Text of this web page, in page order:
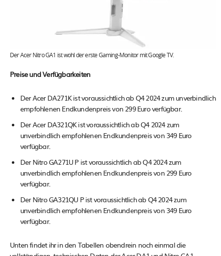
Der Acer Nitro GA1 ist wohl der erste Gaming-Monitor mit Google TV.
Preise und Verfügbarkeiten
Der Acer DA271K ist voraussichtlich ab Q4 2024 zum unverbindlich
empfohlenen Endkundenpreis von 299 Euro verfügbar.
Der Acer DA321QK ist voraussichtlich ab Q4 2024 zum
unverbindlich empfohlenen Endkundenpreis von 349 Euro
verfügbar.
Der Nitro GA271U P ist voraussichtlich ab Q4 2024 zum
unverbindlich empfohlenen Endkundenpreis von 299 Euro
verfügbar.
Der Nitro GA321QU P ist voraussichtlich ab Q4 2024 zum
unverbindlich empfohlenen Endkundenpreis von 349 Euro
verfügbar.
Unten findet ihr in den Tabellen obendrein noch einmal die